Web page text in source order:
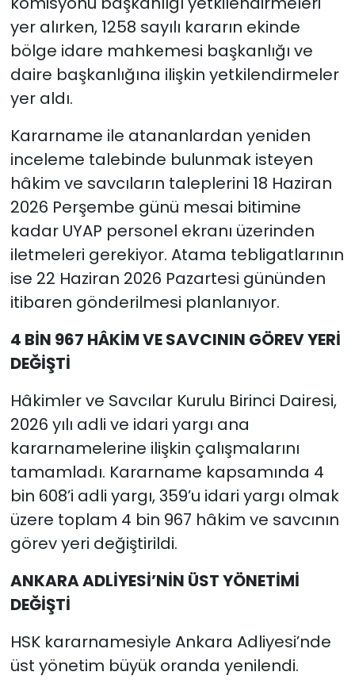
yer alırken, 1258 sayılı kararın ekinde
bölge idare mahkemesi başkanlığı ve
daire başkanlığına ilişkin yetkilendirmeler
yer aldı.
Kararname ile atananlardan yeniden
inceleme talebinde bulunmak isteyen
hâkim ve savcıların taleplerini 18 Haziran
2026 Perşembe günü mesai bitimine
kadar UYAP personel ekranı üzerinden
iletmeleri gerekiyor. Atama tebligatlarının
ise 22 Haziran 2026 Pazartesi gününden
itibaren gönderilmesi planlanıyor.
4 BİN 967 HÂKİM VE SAVCININ GÖREV YERİ
DEĞİŞTİ
Hâkimler ve Savcılar Kurulu Birinci Dairesi,
2026 yılı adli ve idari yargı ana
kararnamelerine ilişkin çalışmalarını
tamamladı. Kararname kapsamında 4
bin 608’i adli yargı, 359’u idari yargı olmak
üzere toplam 4 bin 967 hâkim ve savcının
görev yeri değiştirildi.
ANKARA ADLİYESİ’NİN ÜST YÖNETİMİ
DEĞİŞTİ
HSK kararnamesiyle Ankara Adliyesi’nde
üst yönetim büyük oranda yenilendi.